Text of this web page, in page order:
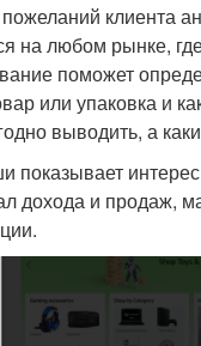
клиента
на любом рынке,
поможет
или упаковка и
выводить, а
показывает
дохода и продаж,